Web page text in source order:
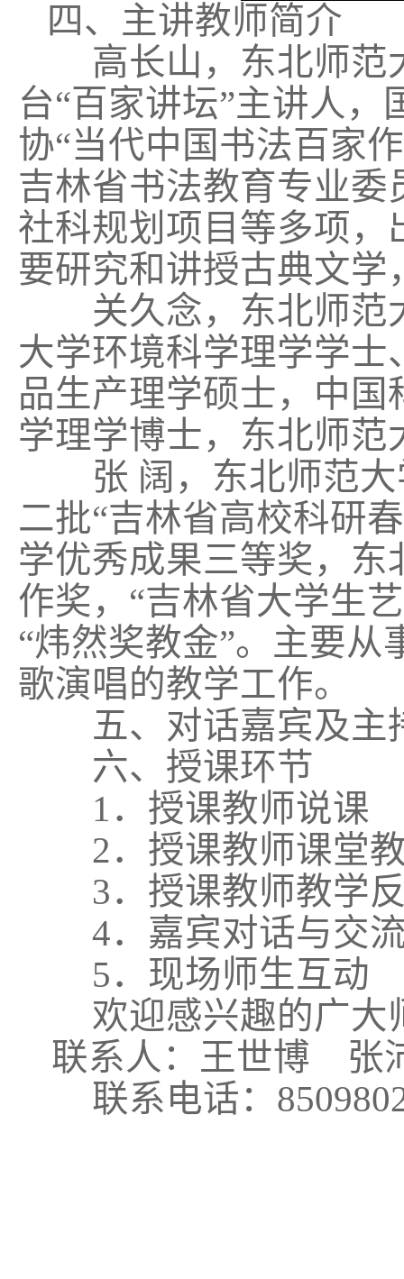
四、主讲教师简介
高长山，东北师范
台“百家讲坛”主讲人
协“当代中国书法百家
吉林省书法教育专业
社科规划项目等多项
要研究和讲授古典文
关久念，东北师范
大学环境科学理学学
品生产理学硕士，中
学理学博士，东北师
张 阔，东北师范大
二批“吉林省高校科研
学优秀成果三等奖，
作奖，“吉林省大学生
“炜然奖教金”。主要
歌演唱的教学工作。
五、对话嘉宾及主
六、授课环节
1．授课教师说课
2．授课教师课堂
3．授课教师教学
4．嘉宾对话与交
5．现场师生互动
欢迎感兴趣的广大
联系人：王世博 张
联系电话：